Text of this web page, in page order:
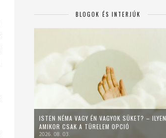
BLOGOK ÉS INTERJÚK
ISTEN NÉMA VAGY ÉN VAGYOK SÜKET? – ILYEN,
AMIKOR CSAK A TÜRELEM OPCIÓ
2026. 08. 03.